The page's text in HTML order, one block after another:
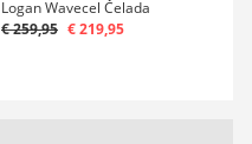
Logan Wavecel Čelada
€ 259,95 € 219,95